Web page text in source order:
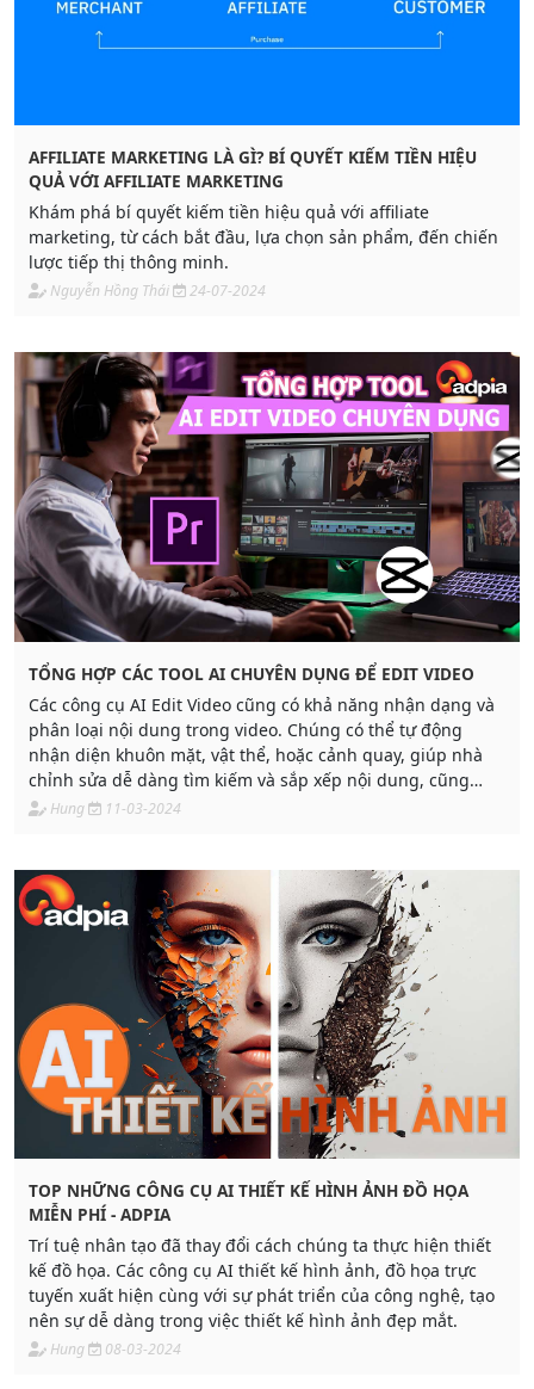
AFFILIATE MARKETING LÀ GÌ? BÍ QUYẾT KIẾM TIỀN HIỆU
QUẢ VỚI AFFILIATE MARKETING
Khám phá bí quyết kiếm tiền hiệu quả với affiliate
marketing, từ cách bắt đầu, lựa chọn sản phẩm, đến chiến
lược tiếp thị thông minh.
Nguyễn Hồng Thái 24-07-2024
TỔNG HỢP CÁC TOOL AI CHUYÊN DỤNG ĐỂ EDIT VIDEO
Các công cụ AI Edit Video cũng có khả năng nhận dạng và
phân loại nội dung trong video. Chúng có thể tự động
nhận diện khuôn mặt, vật thể, hoặc cảnh quay, giúp nhà
chỉnh sửa dễ dàng tìm kiếm và sắp xếp nội dung, cũng
như áp dụng các hiệu chỉnh tự động dựa trên nội dung.
Hung 11-03-2024
TOP NHỮNG CÔNG CỤ AI THIẾT KẾ HÌNH ẢNH ĐỒ HỌA
MIỄN PHÍ - ADPIA
Trí tuệ nhân tạo đã thay đổi cách chúng ta thực hiện thiết
kế đồ họa. Các công cụ AI thiết kế hình ảnh, đồ họa trực
tuyến xuất hiện cùng với sự phát triển của công nghệ, tạo
nên sự dễ dàng trong việc thiết kế hình ảnh đẹp mắt.
Hung 08-03-2024